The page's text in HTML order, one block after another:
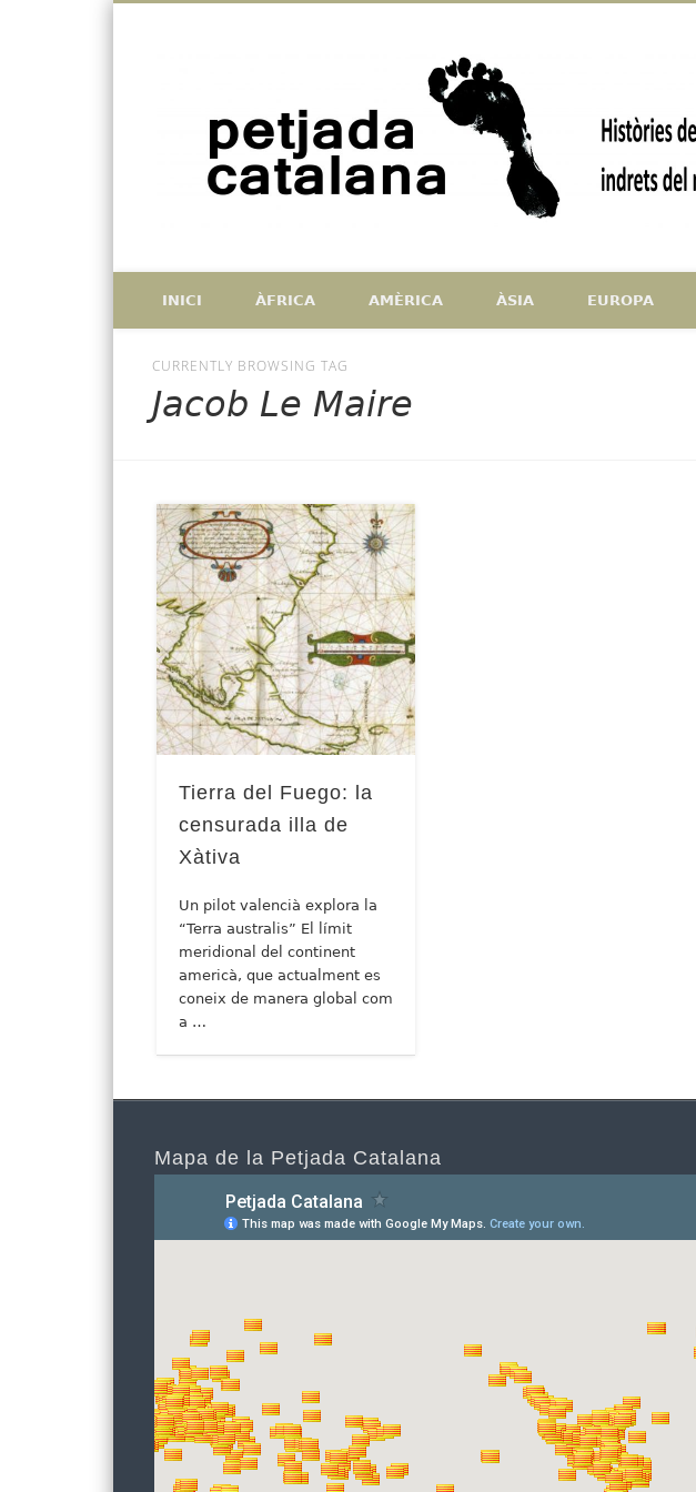
Històries de catalans que han deixat petjada a l'exterior, indrets del món amb petjada catalana
INICI ÀFRICA AMÈRICA ÀSIA EUROPA
CURRENTLY BROWSING TAG
Jacob Le Maire
Tierra del Fuego: la
censurada illa de
Xàtiva
Un pilot valencià explora la
“Terra australis” El límit
meridional del continent
americà, que actualment es
coneix de manera global com
a …
Mapa de la Petjada Catalana